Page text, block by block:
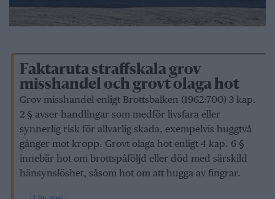
Faktaruta straffskala grov
misshandel och grovt olaga hot
Grov misshandel enligt Brottsbalken (1962:700) 3 kap.
2 § avser handlingar som medför livsfara eller
synnerlig risk för allvarlig skada, exempelvis huggtvå
gånger mot kropp. Grovt olaga hot enligt 4 kap. 6 §
innebär hot om brottspåföljd eller död med särskild
hänsynslöshet, såsom hot om att hugga av fingrar.